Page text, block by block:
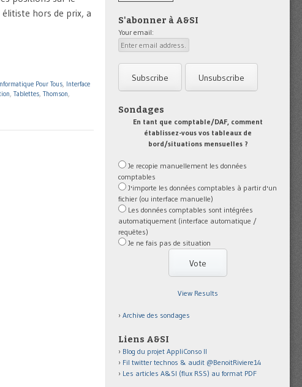
hors de prix, a
Pour Tous, Interface
, Tablettes, Thomson,
S'abonner à A&SI
Your email:
Sondages
En tant que comptable/DAF, comment
établissez-vous vos tableaux de
bord/situations mensuelles ?
Je recopie manuellement les données
comptables
J'importe les données comptables à partir d'un
fichier (ou interface manuelle)
Les données comptables sont intégrées
automatiquement (interface automatique /
requêtes)
Je ne fais pas de situation
View Results
Archive des sondages
Liens A&SI
Blog du projet AppliConso II
Fil twitter technos & audit @BenoitRiviere14
Les articles A&SI (flux RSS) au format PDF